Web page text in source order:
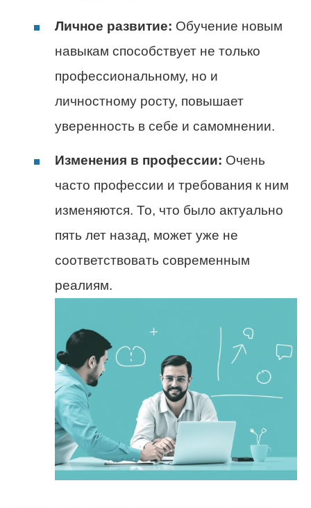
Личное развитие: Обучение новым
навыкам способствует не только
профессиональному, но и
личностному росту, повышает
уверенность в себе и самомнении.
Изменения в профессии: Очень
часто профессии и требования к ним
изменяются. То, что было актуально
пять лет назад, может уже не
соответствовать современным
реалиям.